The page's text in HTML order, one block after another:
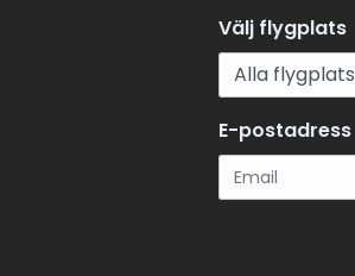
Välj flygplats
E-postadress